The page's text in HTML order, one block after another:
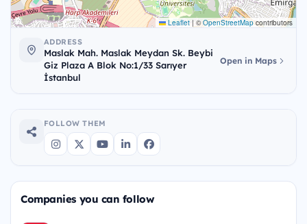
Leaflet | ©OpenStreetMapcontributors
ADDRESS
Maslak Mah. Maslak Meydan Sk. Beybi
Giz Plaza A Blok No:1/33 Sarıyer
İstanbul
Open in Maps
FOLLOW THEM
Companies you can follow